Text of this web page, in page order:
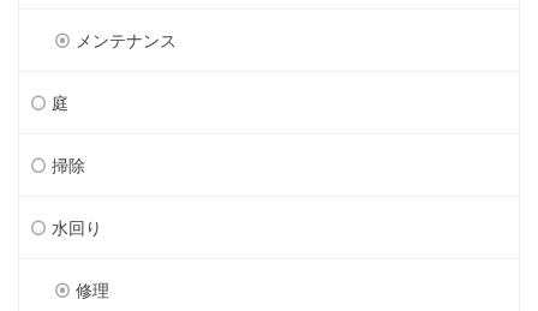
メンテナンス
庭
掃除
水回り
修理